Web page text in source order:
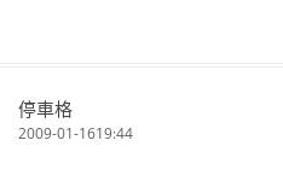
停車格
2009-01-1619:44